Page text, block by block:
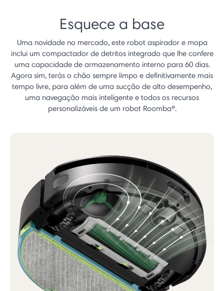
Esquece a base
Uma novidade no mercado, este robot aspirador e mopa
inclui um compactador de detritos integrado que lhe confere
uma capacidade de armazenamento interno para 60 dias.
Agora sim, terás o chão sempre limpo e definitivamente mais
tempo livre, para além de uma sucção de alto desempenho,
uma navegação mais inteligente e todos os recursos
personalizáveis de um robot Roomba®.